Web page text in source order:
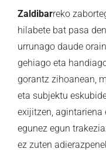
Zaldibarreko
hilabete bat pasa
urrunago daude
gehiago eta
gorantz zihoanean,
eta subjektu
exijitzen, agintariena
egunez egun
ez zuten